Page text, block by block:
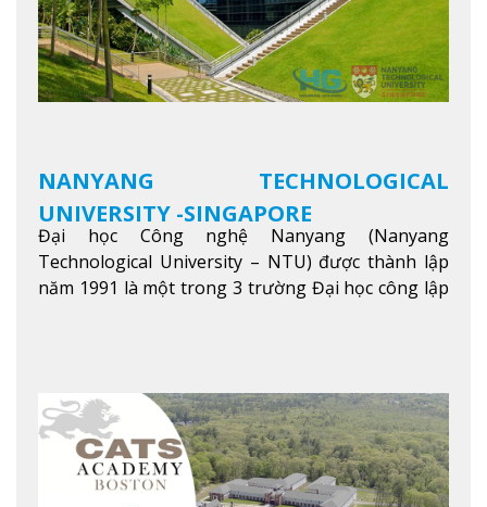
NANYANG TECHNOLOGICAL
UNIVERSITY -SINGAPORE
Đại học Công nghệ Nanyang (Nanyang
Technological University – NTU) được thành lập
năm 1991 là một trong 3 trường Đại học công lập
Khoa học máy tính…Trường cũng được bình chọn
là một trong những ngôi trường đáng học nhất
trong khu vực các nước ASEAN và Châu Á.Xem
thêm